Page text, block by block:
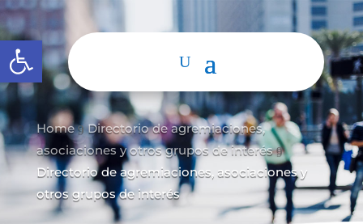
Abrir barra de herramientas
Home 9 Directorio de agremiaciones,
asociaciones y otros grupos de interés 9
Directorio de agremiaciones, asociaciones y
otros grupos de interés